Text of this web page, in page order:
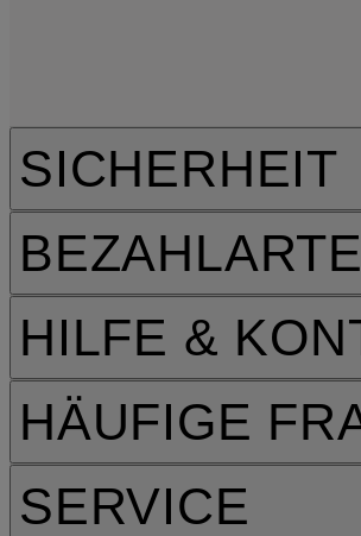
HILFE &
HÄUFIGE
SERVICE
SICHERHEIT